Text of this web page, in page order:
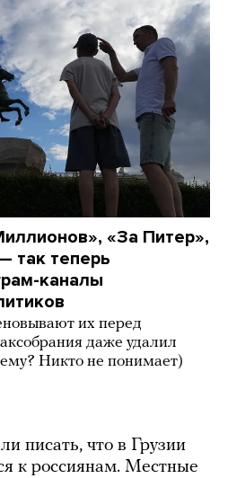
«За Питер»,
так теперь
каналы
их перед
даже удалил
Никто не понимает)
писать, что в Грузии
к россиянам. Местные